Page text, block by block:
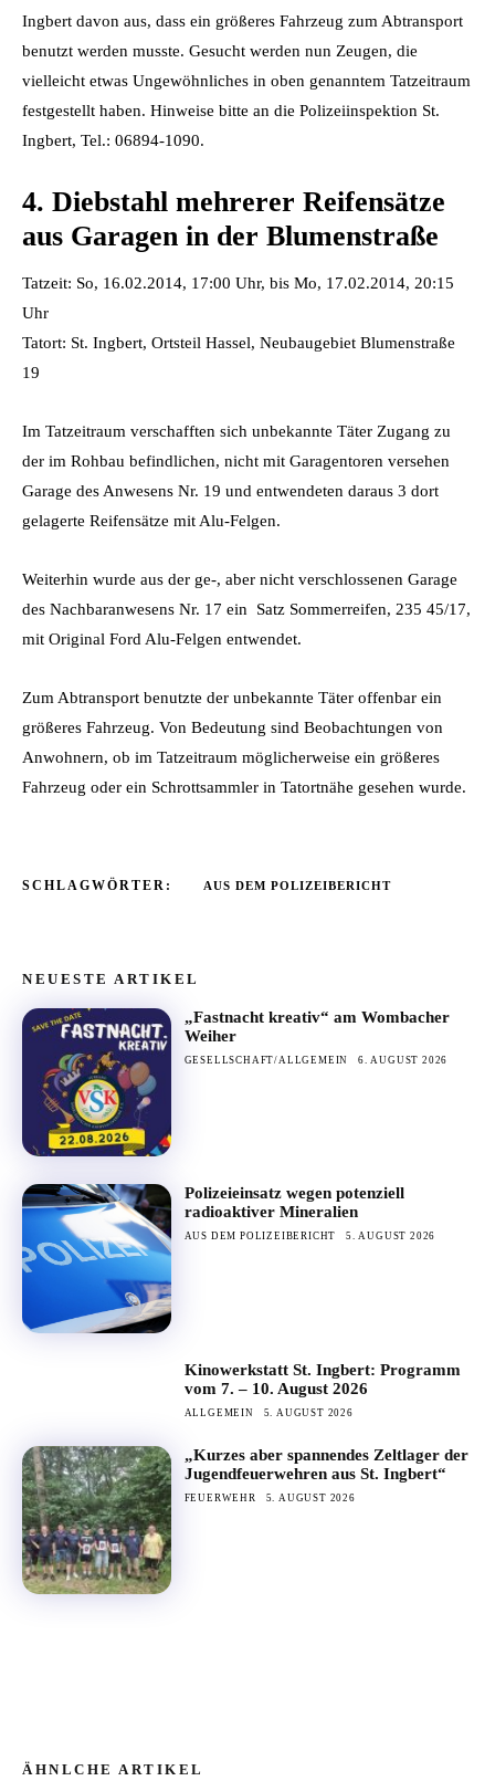
Ingbert davon aus, dass ein größeres Fahrzeug zum Abtransport
benutzt werden musste. Gesucht werden nun Zeugen, die
vielleicht etwas Ungewöhnliches in oben genanntem Tatzeitraum
festgestellt haben. Hinweise bitte an die Polizeiinspektion St.
Ingbert, Tel.: 06894-1090.
4. Diebstahl mehrerer Reifensätze
aus Garagen in der Blumenstraße
Tatzeit: So, 16.02.2014, 17:00 Uhr, bis Mo, 17.02.2014, 20:15
Uhr
Tatort: St. Ingbert, Ortsteil Hassel, Neubaugebiet Blumenstraße
19
Im Tatzeitraum verschafften sich unbekannte Täter Zugang zu
der im Rohbau befindlichen, nicht mit Garagentoren versehen
Garage des Anwesens Nr. 19 und entwendeten daraus 3 dort
gelagerte Reifensätze mit Alu-Felgen.
Weiterhin wurde aus der ge-, aber nicht verschlossenen Garage
des Nachbaranwesens Nr. 17 ein Satz Sommerreifen, 235 45/17,
mit Original Ford Alu-Felgen entwendet.
Zum Abtransport benutzte der unbekannte Täter offenbar ein
größeres Fahrzeug. Von Bedeutung sind Beobachtungen von
Anwohnern, ob im Tatzeitraum möglicherweise ein größeres
Fahrzeug oder ein Schrottsammler in Tatortnähe gesehen wurde.
SCHLAGWÖRTER: AUS DEM POLIZEIBERICHT
NEUESTE ARTIKEL
„Fastnacht kreativ“ am Wombacher
Weiher
GESELLSCHAFT/ALLGEMEIN 6. AUGUST 2026
Polizeieinsatz wegen potenziell
radioaktiver Mineralien
AUS DEM POLIZEIBERICHT 5. AUGUST 2026
Kinowerkstatt St. Ingbert: Programm
vom 7. – 10. August 2026
ALLGEMEIN 5. AUGUST 2026
„Kurzes aber spannendes Zeltlager der
Jugendfeuerwehren aus St. Ingbert“
FEUERWEHR 5. AUGUST 2026
ÄHNLCHE ARTIKEL